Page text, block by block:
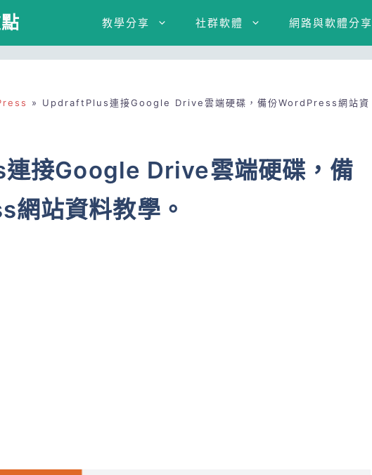
教學分享 社群軟體 網路與軟體分享
»
UpdraftPlus連接Google Drive雲端硬碟，備份WordPress網站資
接Google Drive雲端硬碟，備
站資料教學。